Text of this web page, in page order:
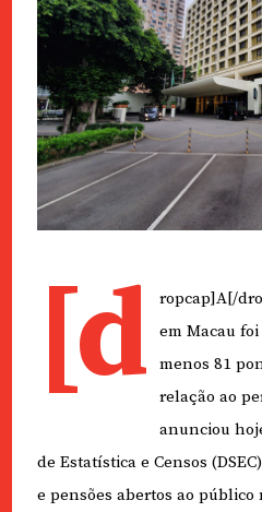
[d
ropcap]A[/
em Macau
menos 81
relação ao
anunciou
de Estatística e Censos
e pensões abertos ao